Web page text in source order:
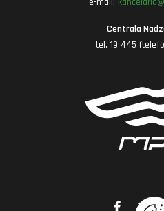
Centrala
tel. 19 445